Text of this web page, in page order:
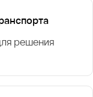
решения